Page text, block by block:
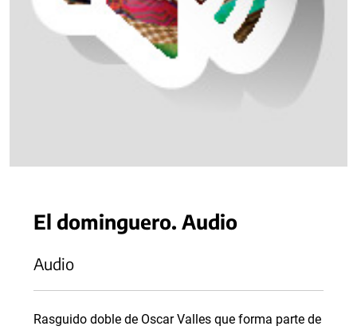
El dominguero. Audio
Audio
Rasguido doble de Oscar Valles que forma parte de